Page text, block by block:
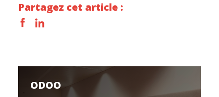
Partagez cet article :
ODOO